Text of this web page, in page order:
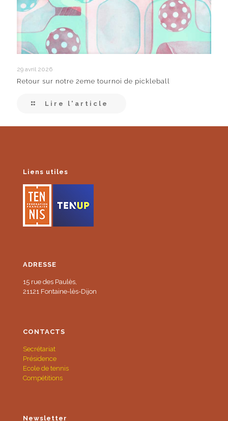
29 avril 2026
Retour sur notre 2eme tournoi de pickleball
Lire l'article
Liens utiles
ADRESSE
15 rue des Paulès,
21121 Fontaine-lès-Dijon
CONTACTS
Secrétariat
Présidence
Ecole de tennis
Compétitions
Newsletter